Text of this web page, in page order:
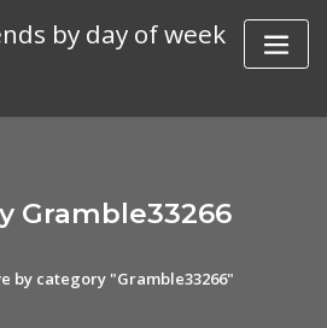
by day of week
Gramble33266
by category "Gramble33266"